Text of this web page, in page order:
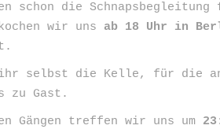
schon die Schnapsbegleitung
wir uns ab 18 Uhr in
selbst die Kelle, für die
zu Gast.
Gängen treffen wir uns um